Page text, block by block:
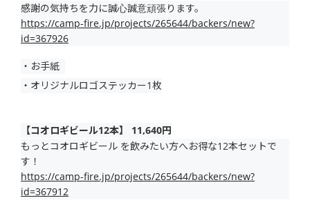
感謝の気持ちを力に誠心誠意頑張ります。
https://camp-fire.jp/projects/265644/backers/new?
id=367926
・お手紙
・オリジナルロゴステッカー1枚
【コオロギビール12本】 11,640円
もっとコオロギビール を飲みたい方へお得な12本セットで
す！
https://camp-fire.jp/projects/265644/backers/new?
id=367912